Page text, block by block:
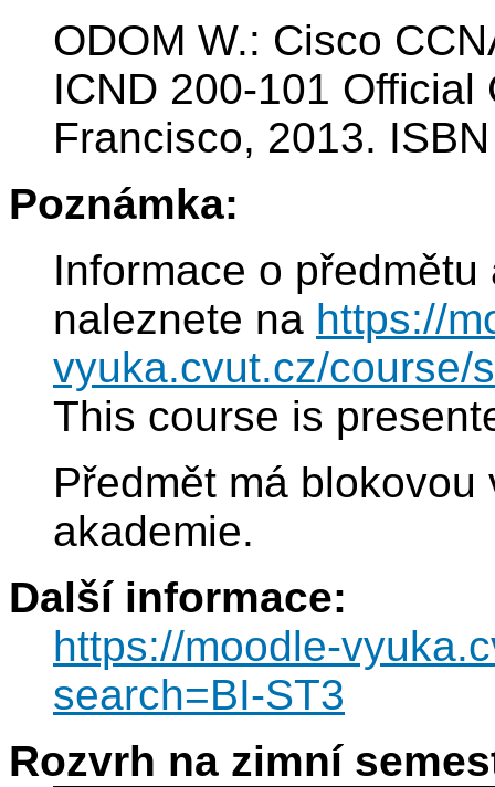
ODOM W.: Cisco
ICND 200-101
Francisco, 2013.
Poznámka:
Informace o
naleznete na https://
vyuka.cvut.cz/course/
This course is
Předmět má
akademie.
Další informace:
https://moodle-
search=BI-ST3
Rozvrh na zimní